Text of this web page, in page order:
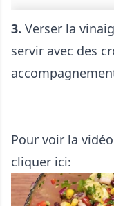
3. Verser la
servir avec des
Pour voir la
cliquer ici: